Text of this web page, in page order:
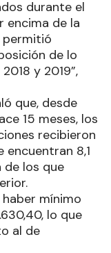
durante el
encima de la
permitió
de lo
y 2019”,
que, desde
15 meses, los
recibieron
encuentran 8,1
los que
mínimo
lo que
al de